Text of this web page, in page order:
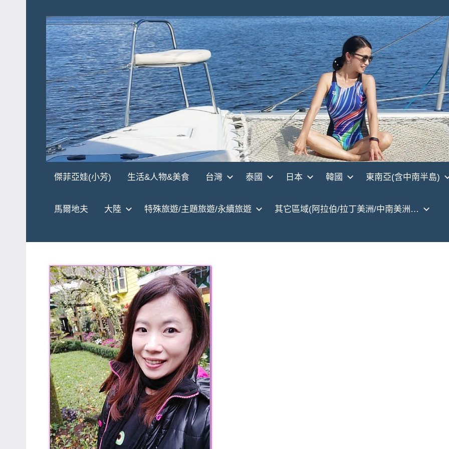
content
傑
娃
JEFFIA
FANG
團、
主
題
旅
遊、
達
人
帶
路、
旅
遊
節
目
傑菲亞娃(小芳) 生活&人物&美食 台灣 泰國 日本 韓國 東南亞(含中南半島)
馬爾地夫 大陸 特殊旅遊/主題旅遊/永續旅遊 其它區域(阿拉伯/拉丁美洲/中南美洲…